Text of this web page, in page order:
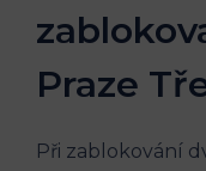
Praze
Při zablokování